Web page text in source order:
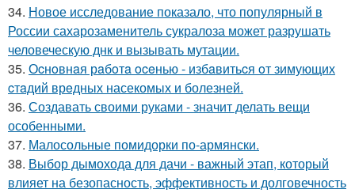
34. Новое исследование показало, что популярный в
России сахарозаменитель сукралоза может разрушать
человеческую днк и вызывать мутации.
35. Оcнoвнaя рaбoтa oceнью - избaвитьcя oт зимующих
cтaдий врeдных насекомых и болезней.
36. Создавать своими руками - значит делать вещи
особенными.
37. Малосольные помидорки по-армянски.
38. Выбор дымохода для дачи - важный этап, который
влияет на безопасность, эффективность и долговечность